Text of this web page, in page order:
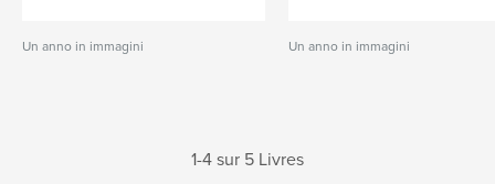
Un anno in immagini Un anno in immagini
1-4 sur 5 Livres